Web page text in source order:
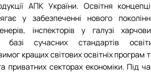
АПК України. Освітня
у забезпеченні нового
інспекторів у галузі
базі сучасних стандартів
кращих світових освітніх програм
приватних секторах економіки. Під